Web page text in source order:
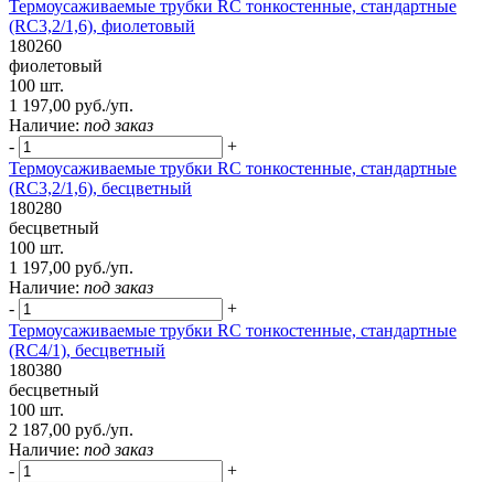
Термоусаживаемые трубки RC тонкостенные, стандартные
(RC3,2/1,6), фиолетовый
180260
фиолетовый
100 шт.
1 197,00 руб./уп.
Наличие: под заказ
-
+
Термоусаживаемые трубки RC тонкостенные, стандартные
(RC3,2/1,6), бесцветный
180280
бесцветный
100 шт.
1 197,00 руб./уп.
Наличие: под заказ
-
+
Термоусаживаемые трубки RC тонкостенные, стандартные
(RC4/1), бесцветный
180380
бесцветный
100 шт.
2 187,00 руб./уп.
Наличие: под заказ
-
+